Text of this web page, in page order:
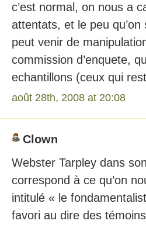
c’est normal, on nous a
attentats, et le peu qu’on
peut venir de
commission d’enquete,
echantillons (ceux qui
août 28th, 2008 at 20:08
Clown
Webster Tarpley dans
correspond à ce qu’on
intitulé « le
favori au dire des